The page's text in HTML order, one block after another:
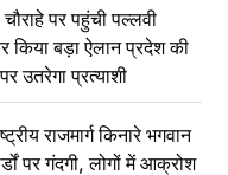
पर पहुंची पल्लवी
बड़ा ऐलान प्रदेश की
उतरेगा प्रत्याशी
राजमार्ग किनारे भगवान
पर गंदगी, लोगों में आक्रोश